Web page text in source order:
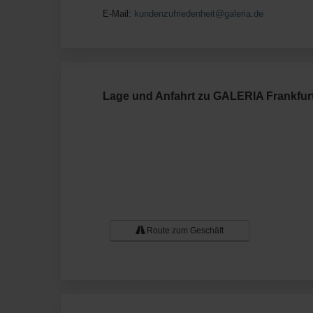
E-Mail: kundenzufriedenheit@galeria.de
Lage und Anfahrt zu GALERIA
Route zum Geschäft